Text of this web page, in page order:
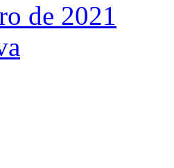
de 2021